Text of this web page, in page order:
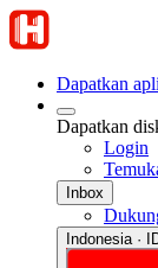
Dapatkan
Dapatkan
Login
Inbox
Indonesia ·